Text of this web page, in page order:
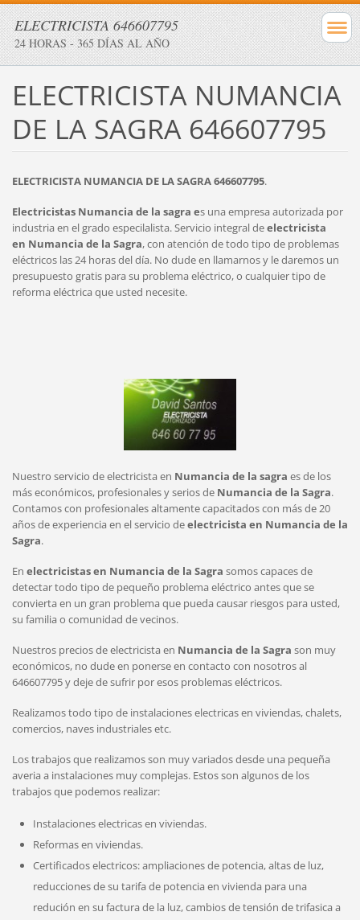
ELECTRICISTA 646607795
24 HORAS - 365 DÍAS AL AÑO
ELECTRICISTA NUMANCIA
DE LA SAGRA 646607795
ELECTRICISTA NUMANCIA DE LA SAGRA 646607795.
Electricistas Numancia de la sagra es una empresa autorizada por
industria en el grado especilalista. Servicio integral deelectricista
en Numancia de la Sagra, con atención de todo tipo de problemas
eléctricos las 24 horas del día. No dude en llamarnos y le daremos un
presupuesto gratis para su problema eléctrico, o cualquier tipo de
reforma eléctrica que usted necesite.
Nuestro servicio de electricista en Numancia de la sagra es de los
más económicos, profesionales y serios de Numancia de la Sagra.
Contamos con profesionales altamente capacitados con más de 20
años de experiencia en el servicio deelectricista en Numancia de la
Sagra.
En electricistas en Numancia de la Sagra somos capaces de
detectar todo tipo de pequeño problema eléctrico antes que se
convierta en un gran problema que pueda causar riesgos para usted,
su familia o comunidad de vecinos.
Nuestros precios de electricista en Numancia de la Sagra son muy
económicos, no dude en ponerse en contacto con nosotros al
646607795 y deje de sufrir por esos problemas eléctricos.
Realizamos todo tipo de instalaciones electricas en viviendas, chalets,
comercios, naves industriales etc.
Los trabajos que realizamos son muy variados desde una pequeña
averia a instalaciones muy complejas. Estos son algunos de los
trabajos que podemos realizar:
Instalaciones electricas en viviendas.
Reformas en viviendas.
Certificados electricos: ampliaciones de potencia, altas de luz,
reducciones de su tarifa de potencia en vivienda para una
redución en su factura de la luz, cambios de tensión de trifasica a